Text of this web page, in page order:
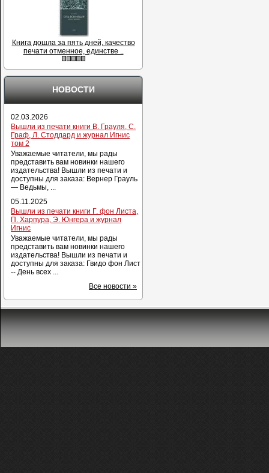
Книга дошла за пять дней, качество
печати отменное, единстве ..
НОВОСТИ
02.03.2026
Вышли из печати книги В. Грауля, С.
Граф, Л. Стоддард и журнал Игнис
том 2
Уважаемые читатели, мы рады
представить вам новинки нашего
издательства! Вышли из печати и
доступны для заказа: Вернер Грауль
— Ведьмы, ...
05.11.2025
Вышли из печати книги Г. фон Листа,
П. Харпура, Э. Юнгера и журнал
Игнис
Уважаемые читатели, мы рады
представить вам новинки нашего
издательства! Вышли из печати и
доступны для заказа: Гвидо фон Лист
-- День всех ...
Все новости »